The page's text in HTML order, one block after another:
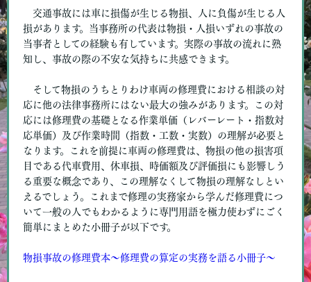
交通事故には車に損傷が生じる物損、人に負傷が生じる人
損があります。当事務所の代表は物損・人損いずれの事故の
当事者としての経験も有しています。実際の事故の流れに熟
知し、事故の際の不安な気持ちに共感できます。
そして物損のうちとりわけ車両の修理費における相談の対
応に他の法律事務所にはない最大の強みがあります。この対
応には修理費の基礎となる作業単価（レバーレート・指数対
応単価）及び作業時間（指数・工数・実数）の理解が必要と
なります。これを前提に車両の修理費は、物損の他の損害項
目である代車費用、休車損、時価額及び評価損にも影響しう
る重要な概念であり、この理解なくして物損の理解なしとい
えるでしょう。これまで修理の実務家から学んだ修理費につ
いて一般の人でもわかるように専門用語を極力使わずにごく
簡単にまとめた小冊子が以下です。
物損事故の修理費本〜修理費の算定の実務を語る小冊子〜